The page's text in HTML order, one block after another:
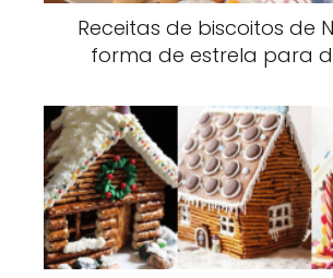
Receitas de biscoitos de
forma de estrela para